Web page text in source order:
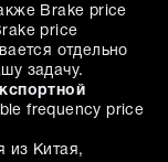
Brake price
price
отдельно
задачу.
frequency price
из Китая,